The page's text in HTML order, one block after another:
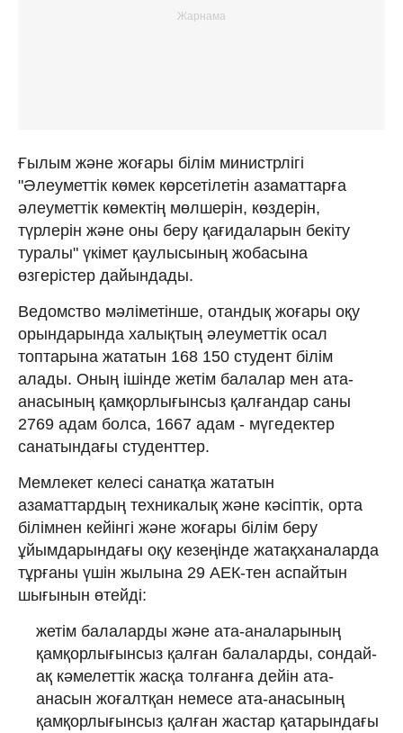
Ғылым және жоғары білім министрлігі
"Әлеуметтік көмек көрсетілетін азаматтарға
әлеуметтік көмектің мөлшерін, көздерін,
түрлерін және оны беру қағидаларын бекіту
туралы" үкімет қаулысының жобасына
өзгерістер дайындады.
Ведомство мәліметінше, отандық жоғары оқу
орындарында халықтың әлеуметтік осал
топтарына жататын 168 150 студент білім
алады. Оның ішінде жетім балалар мен ата-
анасының қамқорлығынсыз қалғандар саны
2769 адам болса, 1667 адам - мүгедектер
санатындағы студенттер.
Мемлекет келесі санатқа жататын
азаматтардың техникалық және кәсіптік, орта
білімнен кейінгі және жоғары білім беру
ұйымдарындағы оқу кезеңінде жатақханаларда
тұрғаны үшін жылына 29 АЕК-тен аспайтын
шығынын өтейді:
жетім балаларды және ата-аналарының
қамқорлығынсыз қалған балаларды, сондай-
ақ кәмелеттік жасқа толғанға дейін ата-
анасын жоғалтқан немесе ата-анасының
қамқорлығынсыз қалған жастар қатарындағы